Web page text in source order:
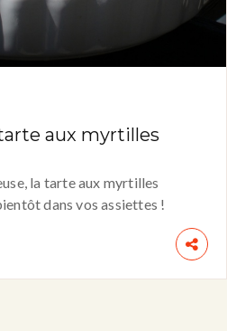
aux myrtilles
la tarte aux myrtilles
dans vos assiettes !